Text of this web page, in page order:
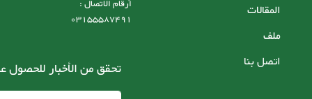
المقالات
ملف
اتصل بنا
أرقام الاتصال :
03155587491
تحقق من الأخبار للحصول